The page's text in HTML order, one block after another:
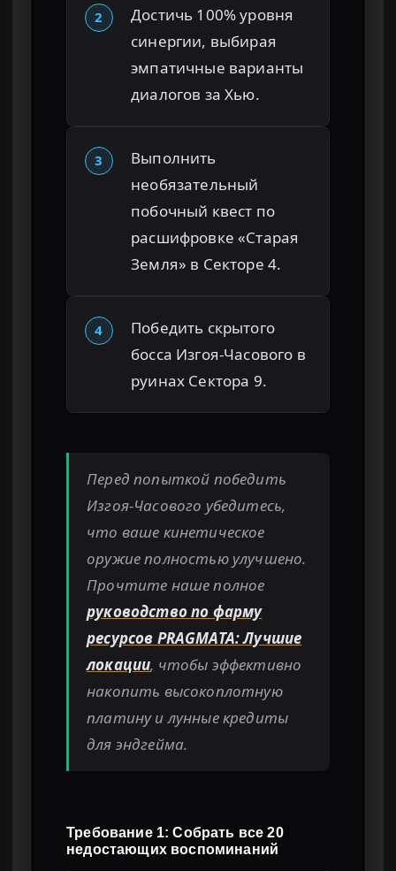
2
Достичь 100% уровня
синергии, выбирая
эмпатичные варианты
диалогов за Хью.
3
Выполнить
необязательный
побочный квест по
расшифровке «Старая
Земля» в Секторе 4.
4
Победить скрытого
босса Изгоя-Часового в
руинах Сектора 9.
Перед попыткой победить
Изгоя-Часового убедитесь,
что ваше кинетическое
оружие полностью улучшено.
Прочтите наше полное
руководство по фарму
ресурсов PRAGMATA: Лучшие
локации, чтобы эффективно
накопить высокоплотную
платину и лунные кредиты
для эндгейма.
Требование 1: Собрать все 20
недостающих воспоминаний